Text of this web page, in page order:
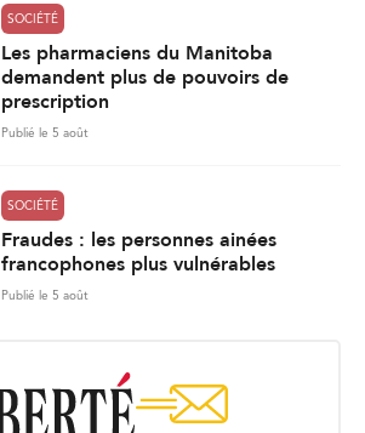
SOCIÉTÉ
Les pharmaciens du Manitoba
demandent plus de pouvoirs de
prescription
Publié le 5 août
SOCIÉTÉ
Fraudes : les personnes ainées
francophones plus vulnérables
Publié le 5 août